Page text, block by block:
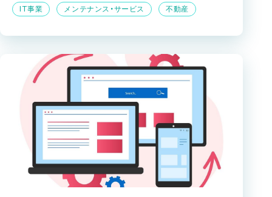
IT事業 メンテナンス・サービス 不動産